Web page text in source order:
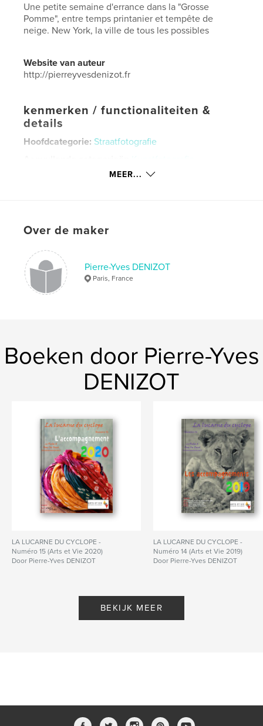
Une petite semaine d'errance dans la "Grosse
Pomme", entre temps printanier et tempête de
neige. New York, la ville de tous les possibles
Website van auteur
http://pierreyvesdenizot.fr
kenmerken / functionaliteiten &
details
Hoofdcategorie: Straatfotografie
TaalFrench
Trefwoorden
photos Manhattan , USA ,
MEER...
Over de maker
Pierre-Yves DENIZOT
Paris, France
Boeken door Pierre-Yves
DENIZOT
LA LUCARNE DU CYCLOPE -
Numéro 15 (Arts et Vie 2020)
Door Pierre-Yves DENIZOT
LA LUCARNE DU CYCLOPE -
Numéro 14 (Arts et Vie 2019)
Door Pierre-Yves DENIZOT
BEKIJK MEER